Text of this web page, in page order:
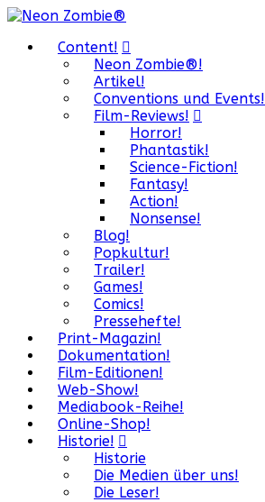
Content!
Neon Zombie®!
Artikel!
Conventions und Events!
Film-Reviews!
Horror!
Phantastik!
Science-Fiction!
Fantasy!
Action!
Nonsense!
Blog!
Popkultur!
Trailer!
Games!
Comics!
Pressehefte!
Print-Magazin!
Dokumentation!
Film-Editionen!
Web-Show!
Mediabook-Reihe!
Online-Shop!
Historie!
Historie
Die Medien über uns!
Die Leser!